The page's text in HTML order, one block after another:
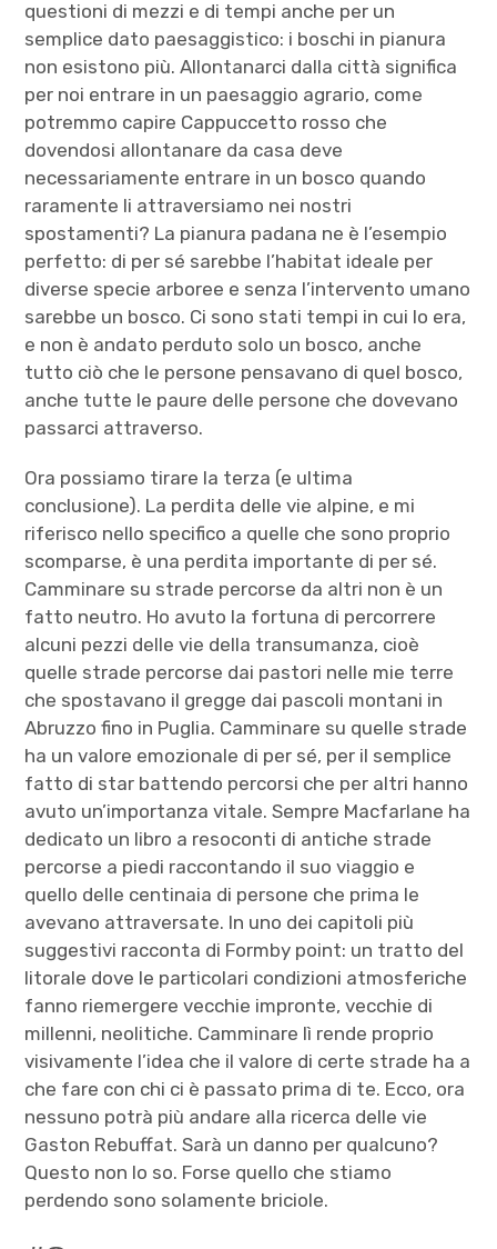
questioni di mezzi e di tempi anche per un
semplice dato paesaggistico: i boschi in pianura
non esistono più. Allontanarci dalla città significa
per noi entrare in un paesaggio agrario, come
potremmo capire Cappuccetto rosso che
dovendosi allontanare da casa deve
necessariamente entrare in un bosco quando
raramente li attraversiamo nei nostri
spostamenti? La pianura padana ne è l’esempio
perfetto: di per sé sarebbe l’habitat ideale per
diverse specie arboree e senza l’intervento umano
sarebbe un bosco. Ci sono stati tempi in cui lo era,
e non è andato perduto solo un bosco, anche
tutto ciò che le persone pensavano di quel bosco,
anche tutte le paure delle persone che dovevano
passarci attraverso.
Ora possiamo tirare la terza (e ultima
conclusione). La perdita delle vie alpine, e mi
riferisco nello specifico a quelle che sono proprio
scomparse, è una perdita importante di per sé.
Camminare su strade percorse da altri non è un
fatto neutro. Ho avuto la fortuna di percorrere
alcuni pezzi delle vie della transumanza, cioè
quelle strade percorse dai pastori nelle mie terre
che spostavano il gregge dai pascoli montani in
Abruzzo fino in Puglia. Camminare su quelle strade
ha un valore emozionale di per sé, per il semplice
fatto di star battendo percorsi che per altri hanno
avuto un’importanza vitale. Sempre Macfarlane ha
dedicato un libro a resoconti di antiche strade
percorse a piedi raccontando il suo viaggio e
quello delle centinaia di persone che prima le
avevano attraversate. In uno dei capitoli più
suggestivi racconta di Formby point: un tratto del
litorale dove le particolari condizioni atmosferiche
fanno riemergere vecchie impronte, vecchie di
millenni, neolitiche. Camminare lì rende proprio
visivamente l’idea che il valore di certe strade ha a
che fare con chi ci è passato prima di te. Ecco, ora
nessuno potrà più andare alla ricerca delle vie
Gaston Rebuffat. Sarà un danno per qualcuno?
Questo non lo so. Forse quello che stiamo
perdendo sono solamente briciole.